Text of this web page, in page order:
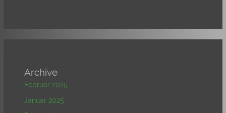
Archive
Februar 2025
Januar 2025